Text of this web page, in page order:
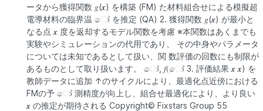
ータから獲得関数 𝑔(𝒙) を構築 (FM) た材料組合せによる模擬超
電導材料の臨界温 ෝ を推定 (QA) 2. 獲得関数 𝑔(𝒙) が最小と
なる点 𝒙 度を返却するモデル関数を考慮 ※本関数はあくまでも
実験やシミュレーションの代用であり、 その中身やパラメータ
については未知であるとして扱い、関 数評価の回数にも制限が
あるものとして取り扱います。 ෝ, 𝑓(ෝ 3. 評価結果 𝒙 𝒙) を
教師データに追加 ↑のサイクルにより、最適化点近傍における
FMの予 ෝ 測精度が向上し、組合せ最適化により、より良い
𝒙 の推定が期待される Copyright© Fixstars Group 55